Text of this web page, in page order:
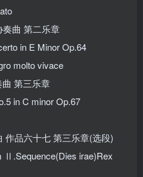
曲 第二乐章
in E Minor Op.64
molto vivace
第三乐章
in C minor Op.67
作品六十七 第三乐章(选段)
Ⅱ.Sequence(Dies irae)Rex